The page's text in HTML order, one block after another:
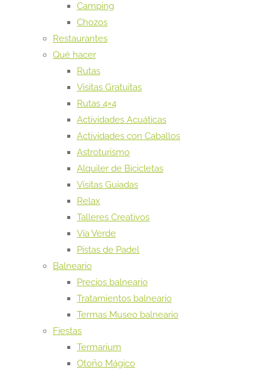
Camping
Chozos
Restaurantes
Qué hacer
Rutas
Visitas Gratuitas
Rutas 4×4
Actividades Acuáticas
Actividades con Caballos
Astroturismo
Alquiler de Bicicletas
Visitas Guiadas
Relax
Talleres Creativos
Vía Verde
Pistas de Padel
Balneario
Precios balneario
Tratamientos balneario
Termas Museo balneario
Fiestas
Termarium
Otoño Mágico